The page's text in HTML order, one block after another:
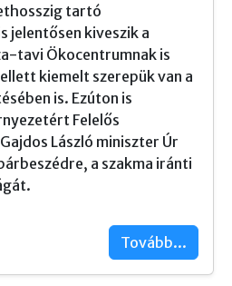
tartó
jelentősen kiveszik a
tavi Ökocentrumnak is
kiemelt szerepük van a
is. Ezúton is
Felelős
László miniszter Úr
a szakma iránti
Tovább...